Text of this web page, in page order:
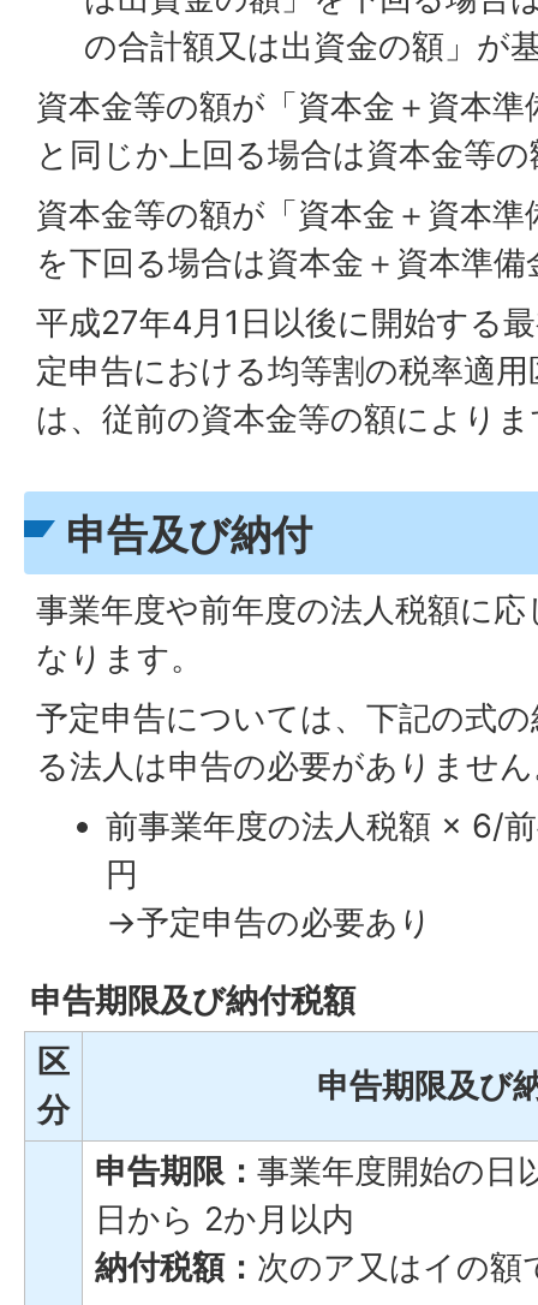
の合計額又は出資金の額」が
資本金等の額が「資本金＋資本
と同じか上回る場合は資本金等の
資本金等の額が「資本金＋資本
を下回る場合は資本金＋資本準備
平成27年4月1日以後に開始する
定申告における均等割の税率適
は、従前の資本金等の額により
申告及び納付
事業年度や前年度の法人税額に
なります。
予定申告については、下記の式
る法人は申告の必要がありませ
前事業年度の法人税額 × 6/
円
→予定申告の必要あり
申告期限及び納付税額
区
分
申告期限及び
申告期限： 事業年度開始の日
日から 2か月以内
納付税額： 次のア又はイの額